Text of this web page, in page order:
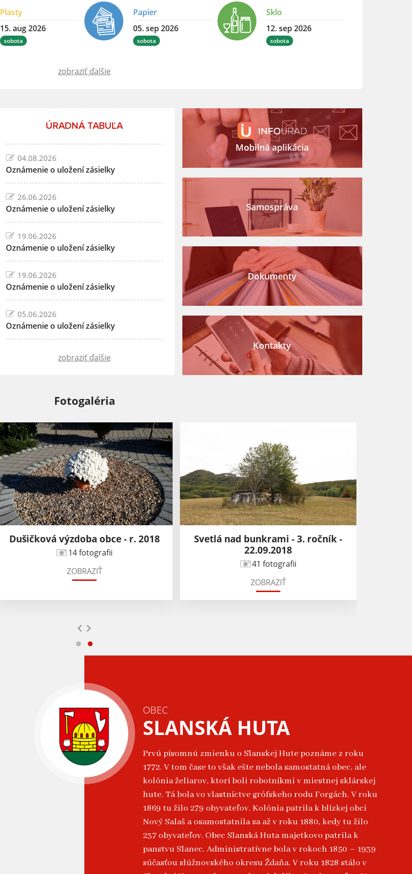
Plasty
15. aug 2026
sobota
Papier
05. sep 2026
sobota
Sklo
12. sep 2026
sobota
zobraziť ďalšie
ÚRADNÁ TABUĽA
04.08.2026
Oznámenie o uložení zásielky
26.06.2026
Oznámenie o uložení zásielky
19.06.2026
Oznámenie o uložení zásielky
19.06.2026
Oznámenie o uložení zásielky
05.06.2026
Oznámenie o uložení zásielky
zobraziť ďalšie
Mobilná aplikácia
Samospráva
Dokumenty
Kontakty
Fotogaléria
Dušičková výzdoba obce - r. 2018
14 fotografii
ZOBRAZIŤ
Svetlá nad bunkrami - 3. ročník -
22.09.2018
41 fotografii
ZOBRAZIŤ
OBEC
SLANSKÁ HUTA
Prvú písomnú zmienku o Slanskej Hute poznáme z roku
1772. V tom čase to však ešte nebola samostatná obec, ale
kolónia želiarov, ktorí boli robotníkmi v miestnej sklárskej
hute. Tá bola vo vlastníctve grófskeho rodu Forgách. V roku
1869 tu žilo 279 obyvateľov. Kolónia patrila k blízkej obci
Nový Salaš a osamostatnila sa až v roku 1880, kedy tu žilo
237 obyvateľov. Obec Slanská Huta majetkovo patrila k
panstvu Slanec. Administratívne bola v rokoch 1850 – 1939
súčasťou slúžnovského okresu Ždaňa. V roku 1828 stálo v